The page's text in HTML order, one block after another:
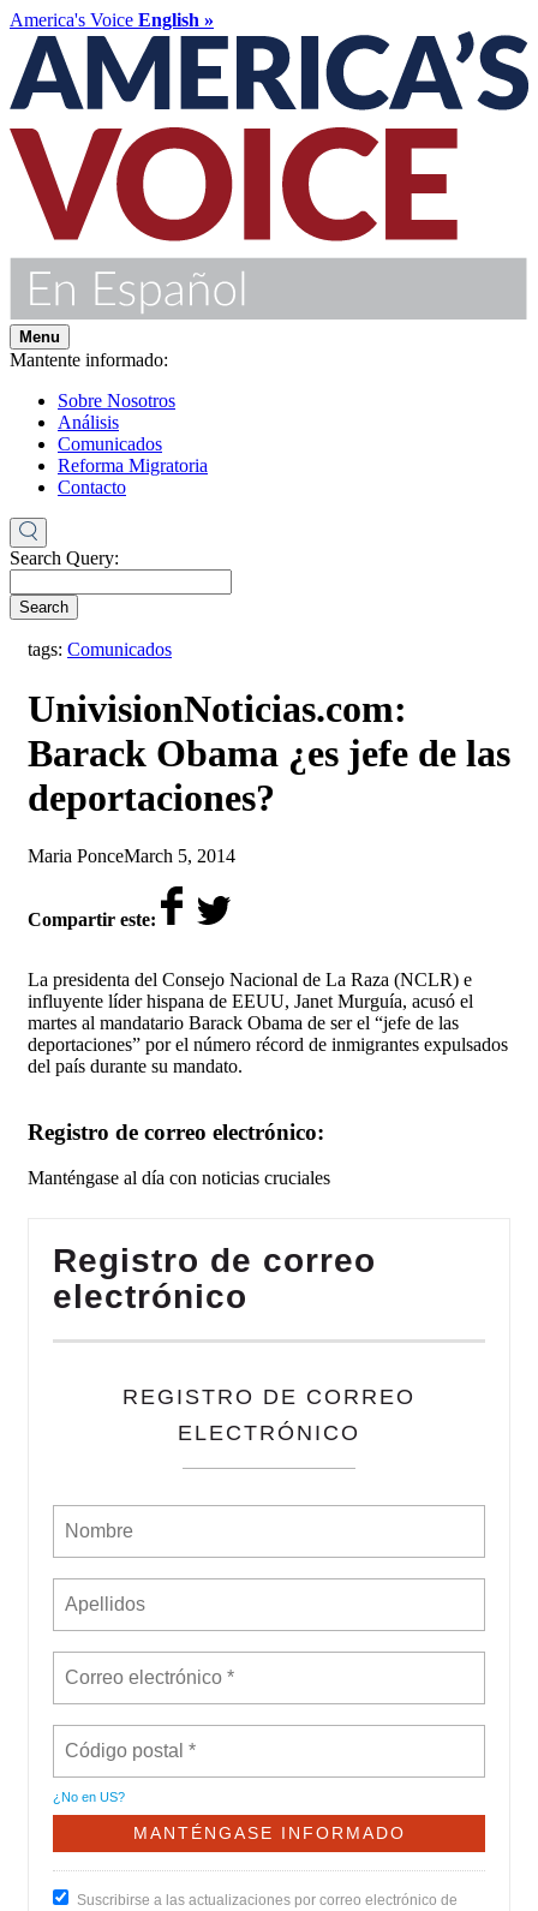
America's Voice English »
Menu
Mantente informado:
Sobre Nosotros
Análisis
Comunicados
Reforma Migratoria
Contacto
Search Query:
Search
tags: Comunicados
UnivisionNoticias.com:
Barack Obama ¿es jefe de las
deportaciones?
by
Maria Ponceon
March 5, 2014
Compartir este:
La presidenta del Consejo Nacional de La Raza (NCLR) e
influyente líder hispana de EEUU, Janet Murguía, acusó el
martes al mandatario Barack Obama de ser el “jefe de las
deportaciones” por el número récord de inmigrantes expulsados
del país durante su mandato.
Registro de correo electrónico:
Manténgase al día con noticias cruciales
Registro de correo
electrónico
REGISTRO DE CORREO
ELECTRÓNICO
¿No en US?
Suscribirse a las actualizaciones por correo electrónico de